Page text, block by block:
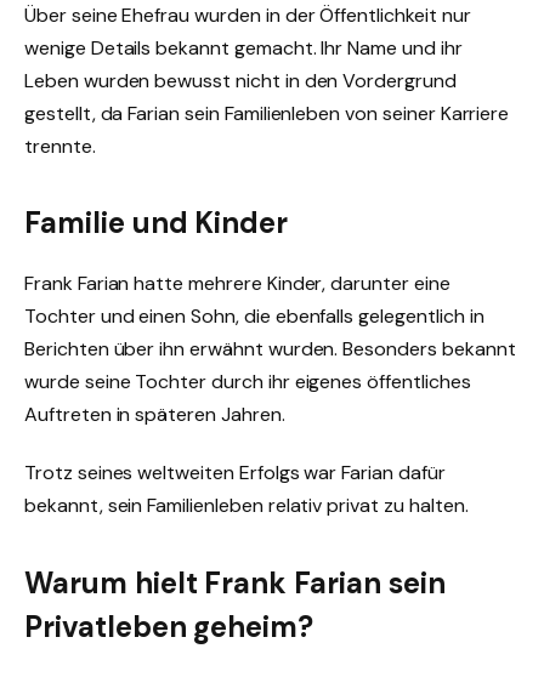
Über seine Ehefrau wurden in der Öffentlichkeit nur
wenige Details bekannt gemacht. Ihr Name und ihr
Leben wurden bewusst nicht in den Vordergrund
gestellt, da Farian sein Familienleben von seiner Karriere
trennte.
Familie und Kinder
Frank Farian hatte mehrere Kinder, darunter eine
Tochter und einen Sohn, die ebenfalls gelegentlich in
Berichten über ihn erwähnt wurden. Besonders bekannt
wurde seine Tochter durch ihr eigenes öffentliches
Auftreten in späteren Jahren.
Trotz seines weltweiten Erfolgs war Farian dafür
bekannt, sein Familienleben relativ privat zu halten.
Warum hielt Frank Farian sein
Privatleben geheim?